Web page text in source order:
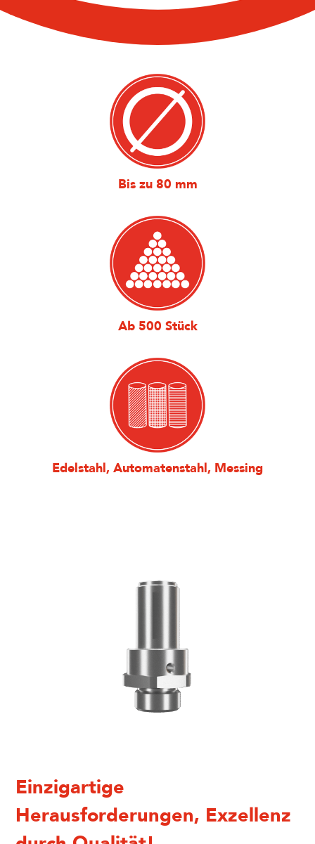
Bis zu 80 mm
Ab 500 Stück
Edelstahl, Automatenstahl, Messing
Einzigartige
Herausforderungen, Exzellenz